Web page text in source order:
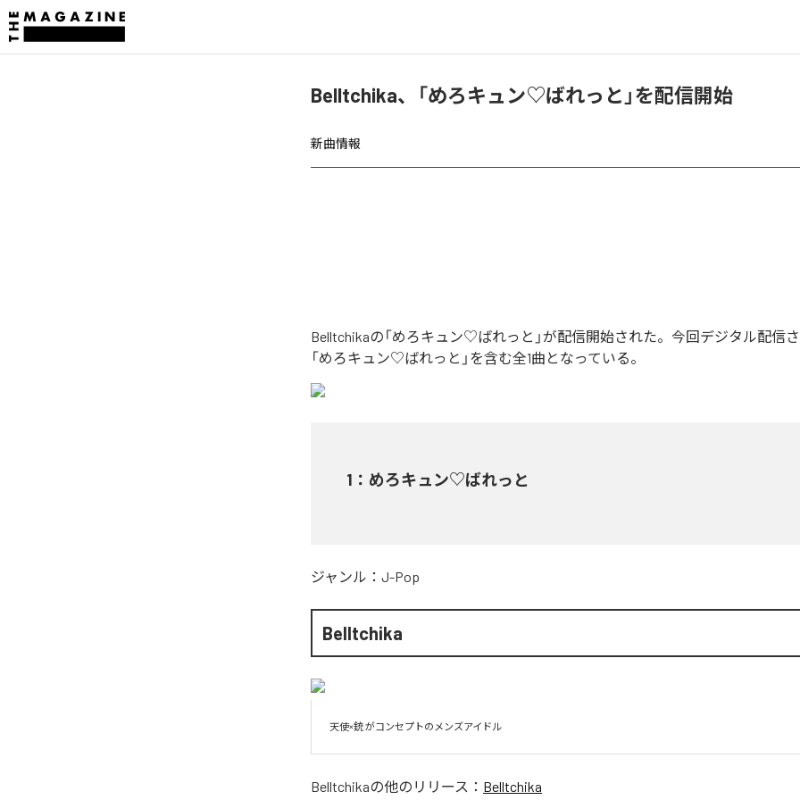
Belltchika、「めろキュン♡ばれっと」を配信開始
新曲情報
Belltchikaの「めろキュン♡ばれっと」が配信開始された。今回デジタル配信さ
「めろキュン♡ばれっと」を含む全1曲となっている。
1 ： めろキュン♡ばれっと
ジャンル： J-Pop
Belltchika
天使×銃 がコンセプトのメンズアイドル
Belltchikaの他のリリース： Belltchika